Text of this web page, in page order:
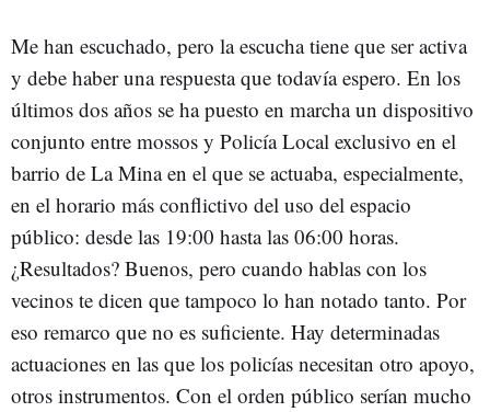
Me han escuchado, pero la escucha tiene que ser activa
y debe haber una respuesta que todavía espero. En los
últimos dos años se ha puesto en marcha un dispositivo
conjunto entre mossos y Policía Local exclusivo en el
barrio de La Mina en el que se actuaba, especialmente,
en el horario más conflictivo del uso del espacio
público: desde las 19:00 hasta las 06:00 horas.
¿Resultados? Buenos, pero cuando hablas con los
vecinos te dicen que tampoco lo han notado tanto. Por
eso remarco que no es suficiente. Hay determinadas
actuaciones en las que los policías necesitan otro apoyo,
otros instrumentos. Con el orden público serían mucho